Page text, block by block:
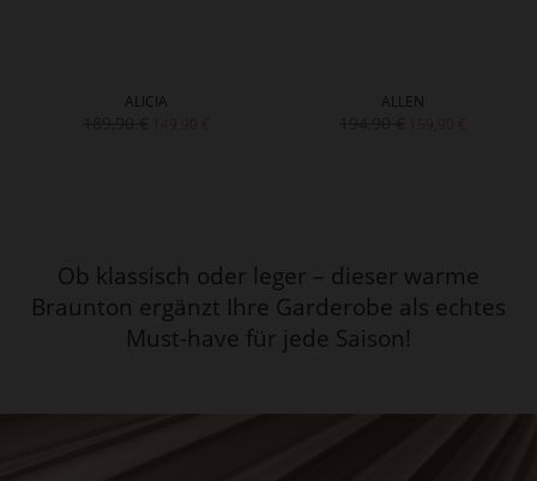
ALICIA ALLEN
Ob klassisch oder leger – dieser warme
Braunton ergänzt Ihre Garderobe als echtes
Must-have für jede Saison!